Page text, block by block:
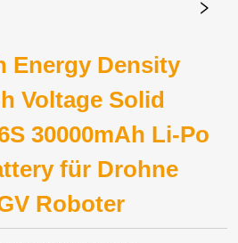
Energy Density
Voltage Solid
30000mAh Li-Po
für Drohne
Roboter